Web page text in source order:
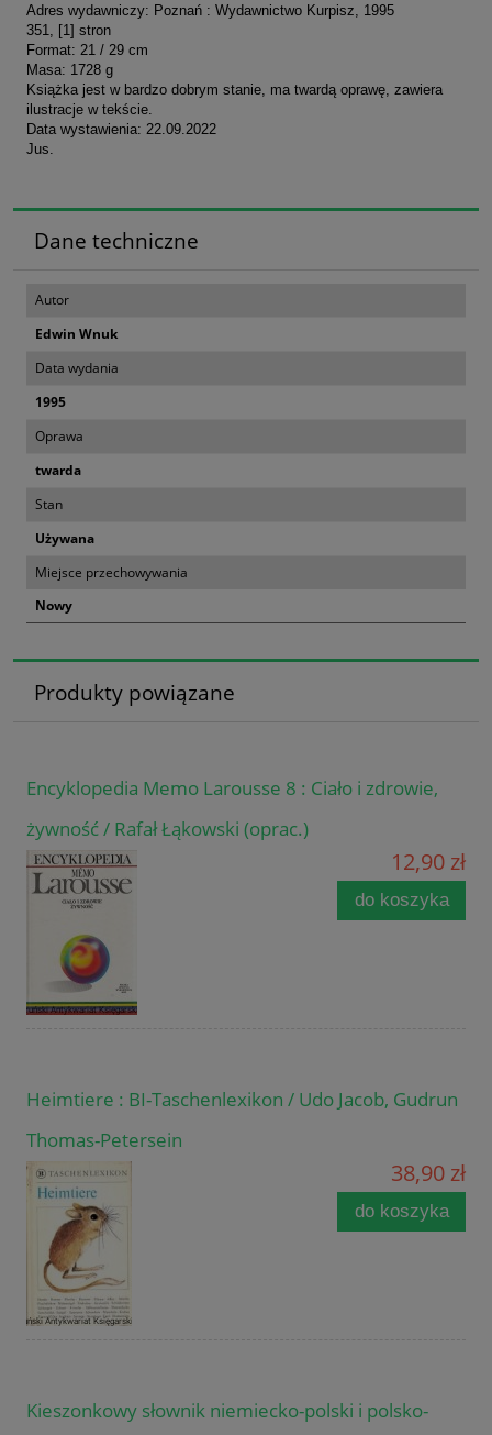
Adres wydawniczy: Poznań : Wydawnictwo Kurpisz, 1995
351, [1] stron
Format: 21 / 29 cm
Masa: 1728 g
Książka jest w bardzo dobrym stanie, ma twardą oprawę, zawiera
ilustracje w tekście.
Data wystawienia: 22.09.2022
Jus.
Dane techniczne
Autor
Edwin Wnuk
Data wydania
1995
Oprawa
twarda
Stan
Używana
Miejsce przechowywania
Nowy
Produkty powiązane
Encyklopedia Memo Larousse 8 : Ciało i zdrowie,
żywność / Rafał Łąkowski (oprac.)
12,90 zł
do koszyka
Heimtiere : BI-Taschenlexikon / Udo Jacob, Gudrun
Thomas-Petersein
38,90 zł
do koszyka
Kieszonkowy słownik niemiecko-polski i polsko-